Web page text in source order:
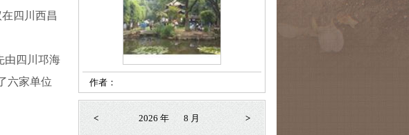
四川西昌
由四川邛海
六家单位
作者：
< 2026 年 8 月 >